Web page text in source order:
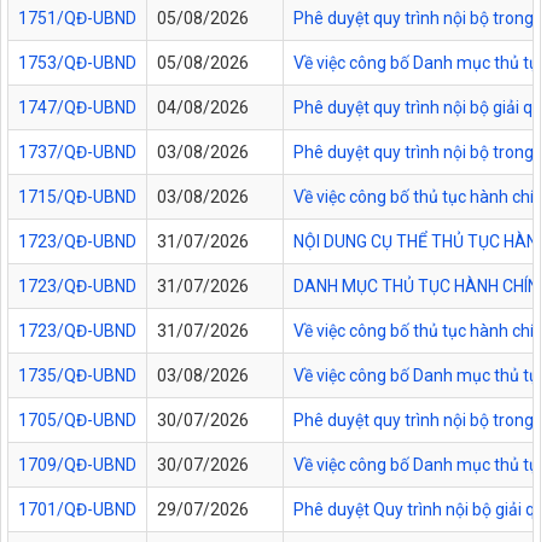
1751/QĐ-UBND 05/08/2026 Phê duyệt quy trình nội bộ
1753/QĐ-UBND 05/08/2026 Về việc công bố Danh mục thủ
1747/QĐ-UBND 04/08/2026 Phê duyệt quy trình nội bộ giải
1737/QĐ-UBND 03/08/2026 Phê duyệt quy trình nội bộ
1715/QĐ-UBND 03/08/2026 Về việc công bố thủ tục hành
1723/QĐ-UBND 31/07/2026 NỘI DUNG CỤ THỂ THỦ TỤC
1723/QĐ-UBND 31/07/2026 DANH MỤC THỦ TỤC HÀNH
1723/QĐ-UBND 31/07/2026 Về việc công bố thủ tục hành
1735/QĐ-UBND 03/08/2026 Về việc công bố Danh mục thủ
1705/QĐ-UBND 30/07/2026 Phê duyệt quy trình nội bộ
1709/QĐ-UBND 30/07/2026 Về việc công bố Danh mục thủ
1701/QĐ-UBND 29/07/2026 Phê duyệt Quy trình nội bộ giải